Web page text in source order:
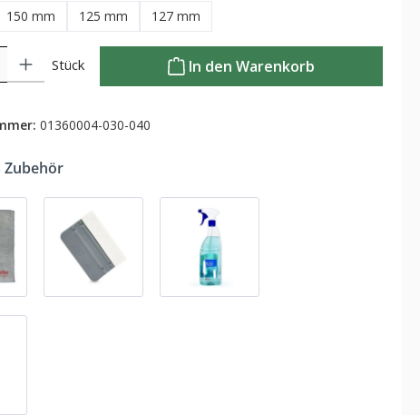
150 mm 125 mm 127 mm
Stück In den Warenkorb
01360004-030-040
Zubehör